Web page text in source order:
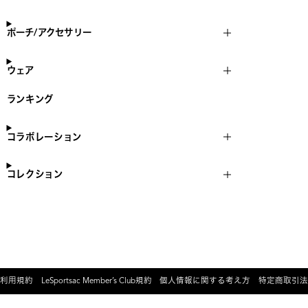
ポーチ/アクセサリー
ウェア
ランキング
コラボレーション
コレクション
利用規約 LeSportsac Member’s Club規約 個人情報に関する考え方 特定商取引